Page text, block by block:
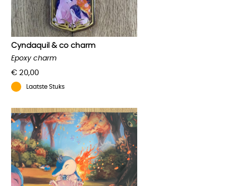
Cyndaquil & co charm
€ 20,00
Epoxy charm
Laatste Stuks